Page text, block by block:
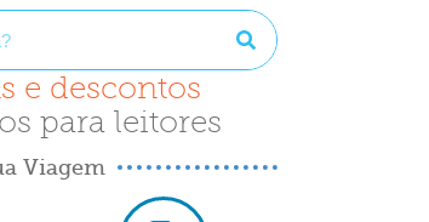
e descontos
para leitores
Viagem